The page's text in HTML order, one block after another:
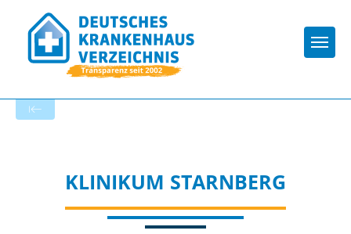
KLINIKUM STARNBERG